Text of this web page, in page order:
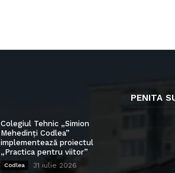
Colegiul Tehnic „Simion
Mehedinți Codlea”
implementează proiectul
„Practica pentru viitor”
Codlea 31 iulie 2026
PENITA